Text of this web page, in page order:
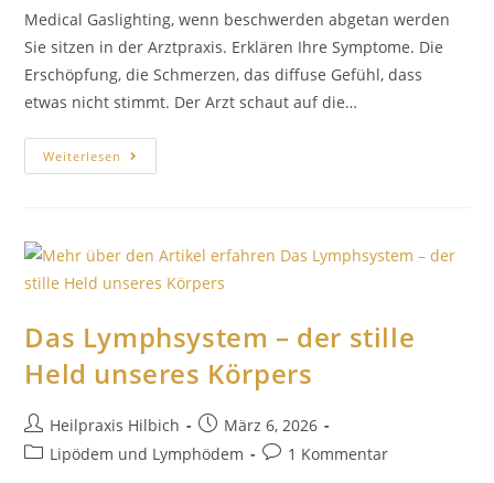
Medical Gaslighting, wenn beschwerden abgetan werden
Sie sitzen in der Arztpraxis. Erklären Ihre Symptome. Die
Erschöpfung, die Schmerzen, das diffuse Gefühl, dass
etwas nicht stimmt. Der Arzt schaut auf die…
Weiterlesen
Das Lymphsystem – der stille
Held unseres Körpers
Heilpraxis Hilbich
März 6, 2026
Lipödem und Lymphödem
1 Kommentar